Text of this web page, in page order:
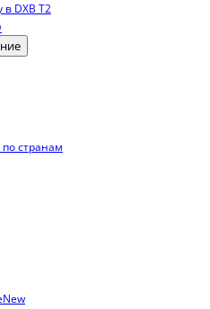
в DXB T2
странам
New